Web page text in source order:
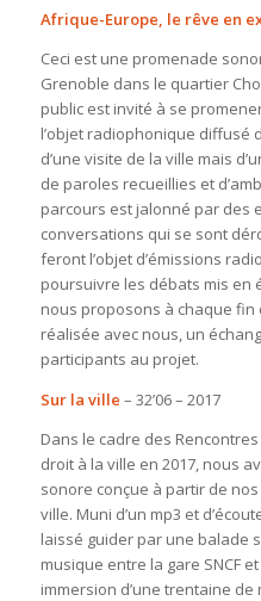
Afrique-Europe, le rêve en
Ceci est une promenade
Grenoble dans le quartier
public est invité à se
l’objet radiophonique diffusé
d’une visite de la ville mais
de paroles recueillies et
parcours est jalonné par des
conversations qui se sont
feront l’objet d’émissions
poursuivre les débats mis en
nous proposons à chaque
réalisée avec nous, un
participants au projet.
Sur la ville – 32’06 – 2017
Dans le cadre des
droit à la ville en 2017, nous
sonore conçue à partir de
ville. Muni d’un mp3 et
laissé guider par une balade
musique entre la gare SNCF
immersion d’une trentaine